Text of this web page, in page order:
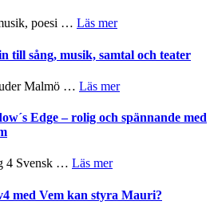
vidsträckta
mycket
poesi … Läs merom
Endre,
Hannes
och
Pöntinen
till sång, musik, samtal och teater
Malmö … Läs merom
bjuder
in
och
Edge – rolig och spännande med
4 Svensk … Läs merom
The
Shadow
med Vem kan styra Mauri?